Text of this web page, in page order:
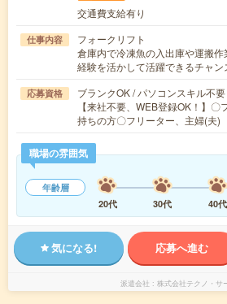
交通費支給有り
仕事内容
フォークリフト
倉庫内で冷凍魚の入出庫や運搬
経験を活かして活躍できるチャ
応募資格
ブランクOK / パソコンスキル不
【来社不要、WEB登録OK！】
持ちの方〇フリーター、主婦(
職場の雰囲気
年齢層
20代
30代 40代
気になる! 応募へ進む
派遣会社 株式会社テクノ・サ